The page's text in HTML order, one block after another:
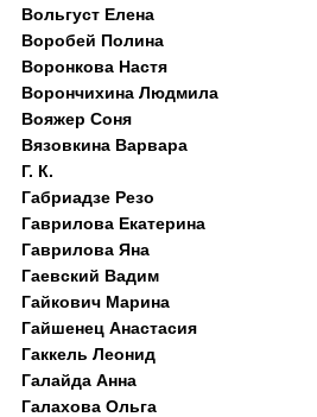
Вольгуст Елена
Воробей Полина
Воронкова Настя
Ворончихина Людмила
Вояжер Соня
Вязовкина Варвара
Г. К.
Габриадзе Резо
Гаврилова Екатерина
Гаврилова Яна
Гаевский Вадим
Гайкович Марина
Гайшенец Анастасия
Гаккель Леонид
Галайда Анна
Галахова Ольга